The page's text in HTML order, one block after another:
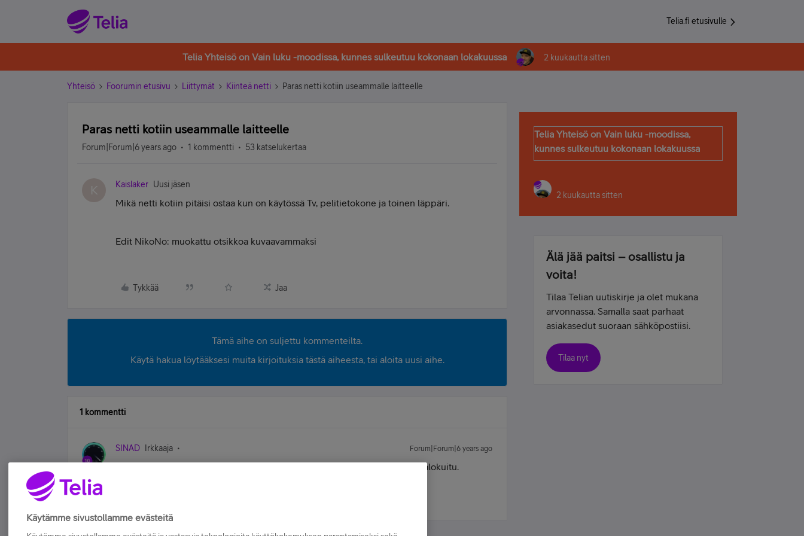
Telia.fi etusivulle
Telia Yhteisö on Vain luku -moodissa, kunnes sulkeutuu kokonaan lokakuussa 2 kuukautta sitten
Yhteisö Foorumin etusivu Liittymät Kiinteä netti Paras netti kotiin useammalle laitteelle
Paras netti kotiin useammalle laitteelle
Forum|Forum|6 years ago 1 kommentti 53 katselukertaa
K Kaislaker Uusi jäsen
Mikä netti kotiin pitäisi ostaa kun on käytössä Tv, pelitietokone ja toinen läppäri.
Edit NikoNo: muokattu otsikkoa kuvaavammaksi
Tykkää Jaa
Tämä aihe on suljettu kommenteilta.
Käytä hakua löytääksesi muita kirjoituksia tästä aiheesta, tai aloita uusi aihe.
1 kommentti
+4
SINAD Irkkaaja Forum|Forum|6 years ago
Tämä on helppo! Koska mainitsit sanan "paras", niin ainoa vaihtoehto on valokuitu.
Telia Yhteisö on Vain luku -moodissa,
kunnes sulkeutuu kokonaan lokakuussa
2 kuukautta sitten
Älä jää paitsi – osallistu ja
voita!
Tilaa Telian uutiskirje ja olet mukana
arvonnassa. Samalla saat parhaat
asiakasedut suoraan sähköpostiisi.
Tilaa nyt
Käytämme sivustollamme evästeitä